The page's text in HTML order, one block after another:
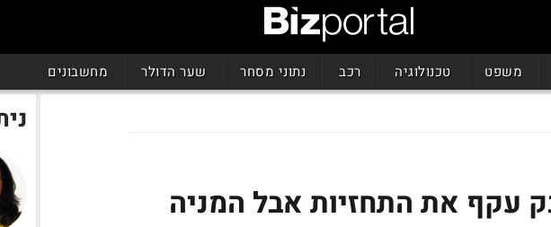
משפט טכנולוגיה רכב נתוני מסחר שער הדולר מחשבונים
עקף את התחזיות אבל המניה